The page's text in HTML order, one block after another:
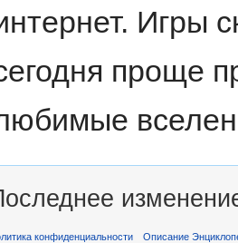
Игры
проще
конфиденциальности Описание